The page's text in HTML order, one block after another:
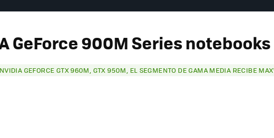
GeForce 900M Series
NVIDIA GEFORCE GTX 960M, GTX 950M, EL SEGMENTO DE GAMA MEDIA RECIBE